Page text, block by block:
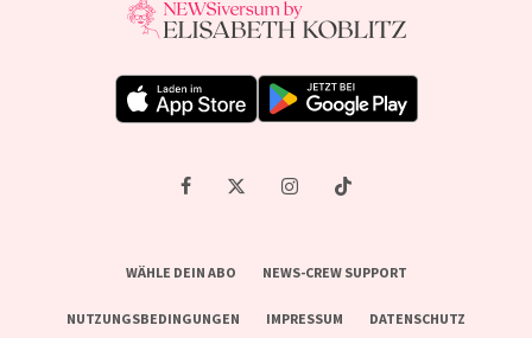
WÄHLE DEIN ABO NEWS-CREW SUPPORT
NUTZUNGSBEDINGUNGEN IMPRESSUM DATENSCHUTZ